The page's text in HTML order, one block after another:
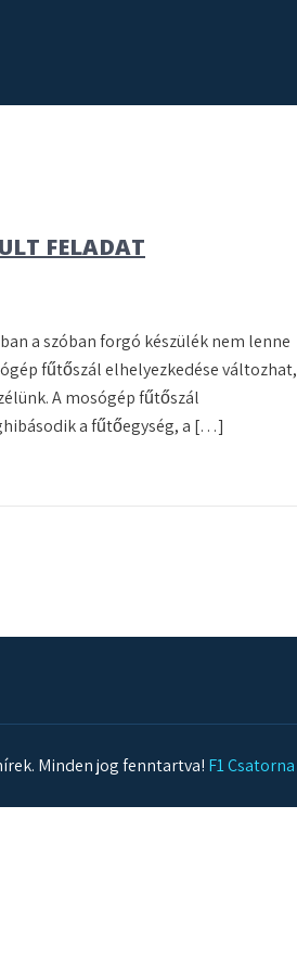
FELADAT
a szóban forgó készülék nem lenne
fűtőszál elhelyezkedése változhat,
A mosógép fűtőszál
a fűtőegység, a […]
Minden jog fenntartva! F1 Csatorna